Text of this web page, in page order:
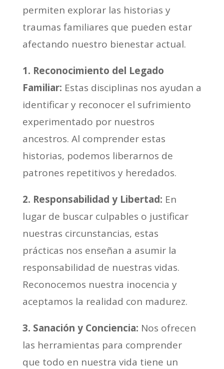
permiten explorar las historias y
traumas familiares que pueden estar
afectando nuestro bienestar actual.
1. Reconocimiento del Legado
Familiar: Estas disciplinas nos ayudan a
identificar y reconocer el sufrimiento
experimentado por nuestros
ancestros. Al comprender estas
historias, podemos liberarnos de
patrones repetitivos y heredados.
2. Responsabilidad y Libertad: En
lugar de buscar culpables o justificar
nuestras circunstancias, estas
prácticas nos enseñan a asumir la
responsabilidad de nuestras vidas.
Reconocemos nuestra inocencia y
aceptamos la realidad con madurez.
3. Sanación y Conciencia: Nos ofrecen
las herramientas para comprender
que todo en nuestra vida tiene un